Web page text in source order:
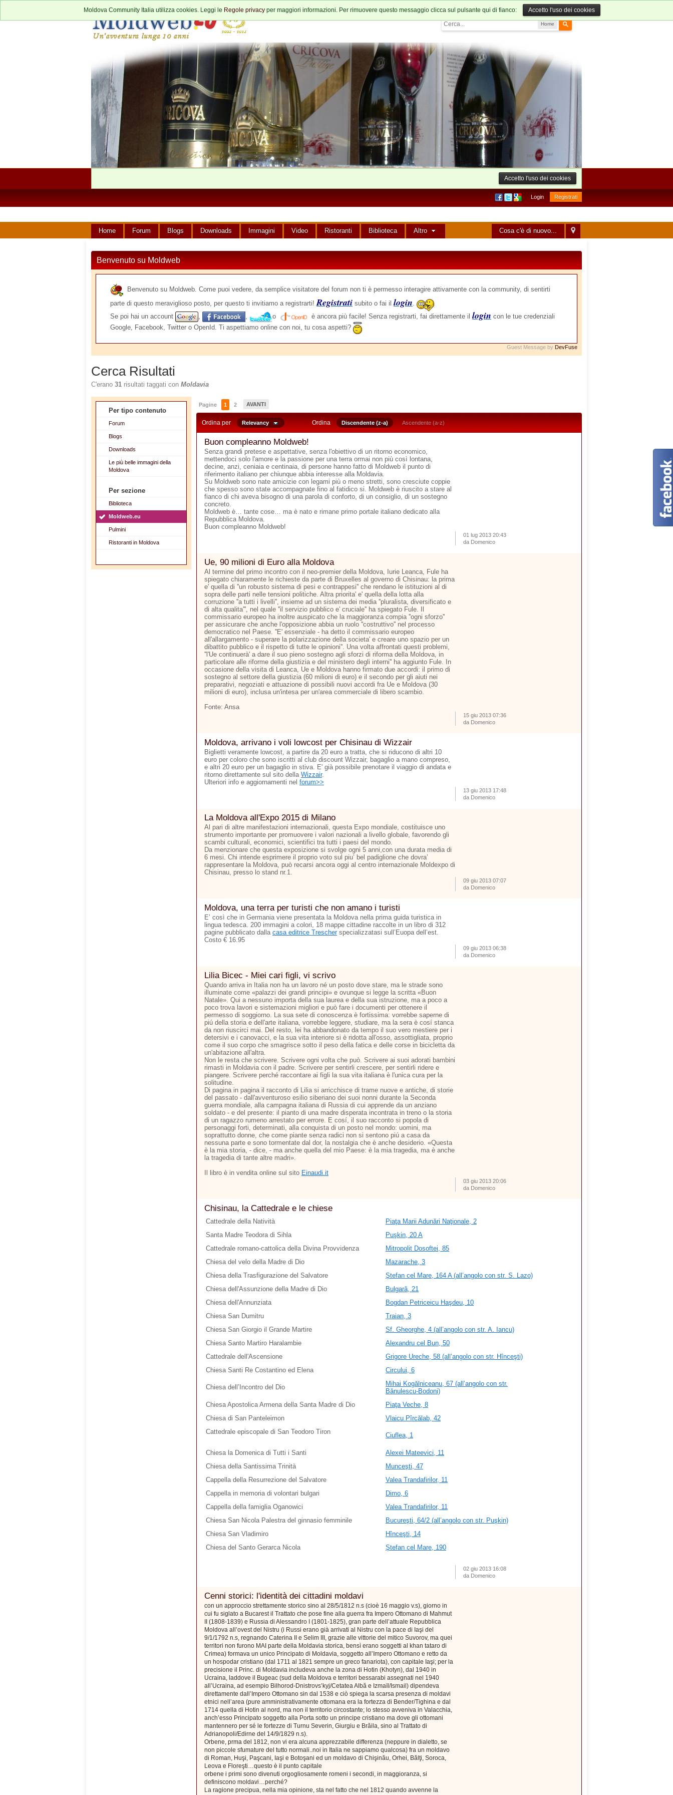
Home
Moldova Community Italia utilizza cookies. Leggi le Regole privacy per maggiori informazioni. Per rimuovere questo messaggio clicca sul pulsante qui di fianco: Accetto l'uso dei cookies
Accetto l'uso dei cookies
Login Registrati
Cosa c'è di nuovo...
Home Forum Blogs Downloads Immagini Video Ristoranti Biblioteca Altro
Benvenuto su Moldweb
Benvenuto su Moldweb. Come puoi vedere, da semplice visitatore del forum non ti è permesso interagire attivamente con la community, di sentirti
parte di questo meraviglioso posto, per questo ti invitiamo a registrarti!Registrati subito o fai il login.
Se poi hai un account
, , o è ancora più facile! Senza registrarti, fai direttamente il login con le tue credenziali
Google, Facebook, Twitter o OpenId. Ti aspettiamo online con noi, tu cosa aspetti?
Guest Message by DevFuse
Cerca Risultati
C'erano 31 risultati taggati con Moldavia
Per tipo contenuto
Forum
Blogs
Downloads
Le più belle immagini della
Moldova
Per sezione
Biblioteca
Moldweb.eu
Pulmini
Ristoranti in Moldova
Pagine 1 2 AVANTI
Ordina per Relevancy Ordina Discendente (z-a) Ascendente (a-z)
Buon compleanno Moldweb!
Senza grandi pretese e aspettative, senza l'obiettivo di un ritorno economico,
mettendoci solo l'amore e la passione per una terra ormai non più così lontana,
decine, anzi, ceniaia e centinaia, di persone hanno fatto di Moldweb il punto di
riferimento italiano per chiunque abbia interesse alla Moldavia.
Su Moldweb sono nate amicizie con legami più o meno stretti, sono cresciute coppie
che spesso sono state accompagnate fino al fatidico si. Moldweb è riuscito a stare al
fianco di chi aveva bisogno di una parola di conforto, di un consiglio, di un sostegno
concreto.
Moldweb è… tante cose… ma è nato e rimane primo portale italiano dedicato alla
Repubblica Moldova.
Buon compleanno Moldweb!
01 lug 2013 20:43
da Domenico
Ue, 90 milioni di Euro alla Moldova
Al termine del primo incontro con il neo-premier della Moldova, Iurie Leanca, Fule ha
spiegato chiaramente le richieste da parte di Bruxelles al governo di Chisinau: la prima
e' quella di ''un robusto sistema di pesi e contrappesi'' che rendano le istituzioni al di
sopra delle parti nelle tensioni politiche. Altra priorita' e' quella della lotta alla
corruzione ''a tutti i livelli'', insieme ad un sistema dei media ''pluralista, diversificato e
di alta qualita''', nel quale ''il servizio pubblico e' cruciale'' ha spiegato Fule. Il
commissario europeo ha inoltre auspicato che la maggioranza compia ''ogni sforzo''
per assicurare che anche l'opposizione abbia un ruolo ''costruttivo'' nel processo
democratico nel Paese. ''E' essenziale - ha detto il commissario europeo
all'allargamento - superare la polarizzazione della societa' e creare uno spazio per un
dibattito pubblico e il rispetto di tutte le opinioni''. Una volta affrontati questi problemi,
''l'Ue continuerà' a dare il suo pieno sostegno agli sforzi di riforma della Moldova, in
particolare alle riforme della giustizia e del ministero degli interni'' ha aggiunto Fule. In
occasione della visita di Leanca, Ue e Moldova hanno firmato due accordi: il primo di
sostegno al settore della giustizia (60 milioni di euro) e il secondo per gli aiuti nei
preparativi, negoziati e attuazione di possibili nuovi accordi fra Ue e Moldova (30
milioni di euro), inclusa un'intesa per un'area commerciale di libero scambio.
Fonte: Ansa
15 giu 2013 07:36
da Domenico
Moldova, arrivano i voli lowcost per Chisinau di Wizzair
Biglietti veramente lowcost, a partire da 20 euro a tratta, che si riducono di altri 10
euro per coloro che sono iscritti al club discount Wizzair, bagaglio a mano compreso,
e altri 20 euro per un bagaglio in stiva. E' già possibile prenotare il viaggio di andata e
ritorno direttamente sul sito della Wizzair.
Ulteriori info e aggiornamenti nel forum>>
13 giu 2013 17:48
da Domenico
La Moldova all'Expo 2015 di Milano
Al pari di altre manifestazioni internazionali, questa Expo mondiale, costituisce uno
strumento importante per promuovere i valori nazionali a livello globale, favorendo gli
scambi culturali, economici, scientifici tra tutti i paesi del mondo.
Da menzionare che questa exposizione si svolge ogni 5 anni,con una durata media di
6 mesi. Chi intende esprimere il proprio voto sul piu’ bel padiglione che dovra’
rappresentare la Moldova, può recarsi ancora oggi al centro internazionale Moldexpo di
Chisinau, presso lo stand nr.1.
09 giu 2013 07:07
da Domenico
Moldova, una terra per turisti che non amano i turisti
E’ così che in Germania viene presentata la Moldova nella prima guida turistica in
lingua tedesca. 200 immagini a colori, 18 mappe cittadine raccolte in un libro di 312
pagine pubblicato dalla casa editrice Trescherspecializzatasi sull’Euopa dell’est.
Costo € 16.95
09 giu 2013 06:38
da Domenico
Lilia Bicec - Miei cari figli, vi scrivo
Quando arriva in Italia non ha un lavoro né un posto dove stare, ma le strade sono
illuminate come «palazzi dei grandi principi» e ovunque si legge la scritta «Buon
Natale». Qui a nessuno importa della sua laurea e della sua istruzione, ma a poco a
poco trova lavori e sistemazioni migliori e può fare i documenti per ottenere il
permesso di soggiorno. La sua sete di conoscenza è fortissima: vorrebbe saperne di
piú della storia e dell'arte italiana, vorrebbe leggere, studiare, ma la sera è cosí stanca
da non riuscirci mai. Del resto, lei ha abbandonato da tempo il suo vero mestiere per i
detersivi e i canovacci, e la sua vita interiore si è ridotta all'osso, assottigliata, proprio
come il suo corpo che smagrisce sotto il peso della fatica e delle corse in bicicletta da
un'abitazione all'altra.
Non le resta che scrivere. Scrivere ogni volta che può. Scrivere ai suoi adorati bambini
rimasti in Moldavia con il padre. Scrivere per sentirli crescere, per sentirli ridere e
piangere. Scrivere perché raccontare ai figli la sua vita italiana è l'unica cura per la
solitudine.
Di pagina in pagina il racconto di Lilia si arricchisce di trame nuove e antiche, di storie
del passato - dall'avventuroso esilio siberiano dei suoi nonni durante la Seconda
guerra mondiale, alla campagna italiana di Russia di cui apprende da un anziano
soldato - e del presente: il pianto di una madre disperata incontrata in treno o la storia
di un ragazzo rumeno arrestato per errore. E cosí, il suo racconto si popola di
personaggi forti, determinati, alla conquista di un posto nel mondo: uomini, ma
soprattutto donne, che come piante senza radici non si sentono piú a casa da
nessuna parte e sono tormentate dal dor, la nostalgia che è anche desiderio. «Questa
è la mia storia, - dice, - ma anche quella del mio Paese: è la mia tragedia, ma è anche
la tragedia di tante altre madri».
Il libro è in vendita online sul sito Einaudi.it
03 giu 2013 20:06
da Domenico
Chisinau, la Cattedrale e le chiese
Cattedrale della Natività
Piaţa Marii Adunări Naţionale, 2
Santa Madre Teodora di Sihla
Puşkin, 20 A
Cattedrale romano-cattolica della Divina Provvidenza
Mitropolit Dosoftei, 85
Chiesa del velo della Madre di Dio
Mazarache, 3
Chiesa della Trasfigurazione del Salvatore
Ştefan cel Mare, 164 A (all’angolo con str. S. Lazo)
Chiesa dell'Assunzione della Madre di Dio
Bulgară, 21
Chiesa dell'Annunziata
Bogdan Petriceicu Haşdeu, 10
Chiesa San Dumitru
Traian, 3
Chiesa San Giorgio il Grande Martire
Sf. Gheorghe, 4 (all’angolo con str. A. Iancu)
Chiesa Santo Martiro Haralambie
Alexandru cel Bun, 50
Cattedrale dell'Ascensione
Grigore Ureche, 58 (all’angolo con str. Hînceşti)
Chiesa Santi Re Costantino ed Elena
Circului, 6
Chiesa dell’Incontro del Dio
Mihai Kogălniceanu, 67 (all’angolo con str.
Bănulescu-Bodoni)
Chiesa Apostolica Armena della Santa Madre di Dio
Piaţa Veche, 8
Chiesa di San Panteleimon
Vlaicu Pîrcălab, 42
Cattedrale episcopale di San Teodoro Tiron
Ciuflea, 1
Chiesa la Domenica di Tutti i Santi
Alexei Mateevici, 11
Chiesa della Santissima Trinità
Munceşti, 47
Cappella della Resurrezione del Salvatore
Valea Trandafirilor, 11
Cappella in memoria di volontari bulgari
Dimo, 6
Cappella della famiglia Oganowici
Valea Trandafirilor, 11
Chiesa San Nicola Palestra del ginnasio femminile
Bucureşti, 64/2 (all’angolo con str. Puşkin)
Chiesa San Vladimiro
Hînceşti, 14
Chiesa del Santo Gerarca Nicola
Ştefan cel Mare, 190
02 giu 2013 16:08
da Domenico
Cenni storici: l'identità dei cittadini moldavi
con un approccio strettamente storico sino al 28/5/1812 n.s (cioè 16 maggio v.s), giorno in
cui fu siglato a Bucarest il Trattato che pose fine alla guerra fra Impero Ottomano di Mahmut
II (1808-1839) e Russia di Alessandro I (1801-1825), gran parte dell’attuale Repubblica
Moldova all’ovest del Nistru (i Russi erano già arrivati al Nistru con la pace di Iaşi del
9/1/1792 n.s, regnando Caterina II e Selim III, grazie alle vittorie del mitico Suvorov, ma quei
territori non furono MAI parte della Moldavia storica, bensì erano soggetti al khan tataro di
Crimea) formava un unico Principato di Moldavia, soggetto all’Impero Ottomano e retto da
un hospodar cristiano (dal 1711 al 1821 sempre un greco fanariota), con capitale Iaşi; per la
precisione il Princ. di Moldavia includeva anche la zona di Hotin (Khotyn), dal 1940 in
Ucraina, laddove il Bugeac (sud della Moldova e territori bessarabi assegnati nel 1940
all’Ucraina, ad esempio Bilhorod-Dnistrovs’kyj/Cetatea Albă e Izmaïl/Ismail) dipendeva
direttamente dall’Impero Ottomano sin dal 1538 e ciò spiega la scarsa presenza di moldavi
etnici nell’area (pure amministrativamente ottomana era la fortezza di Bender/Tighina e dal
1714 quella di Hotin al nord, ma non il territorio circostante; lo stesso avveniva in Valacchia,
anch’esso Principato soggetto alla Porta sotto un principe cristiano ma dove gli ottomani
mantennero per sé le fortezze di Turnu Severin, Giurgiu e Brăila, sino al Trattato di
Adrianopoli/Edirne del 14/9/1829 n.s).
Orbene, prma del 1812, non vi era alcuna apprezzabile differenza (neppure in dialetto, se
non piccole sfumature del tutto normali..noi in Italia ne sappiamo qualcosa) fra un moldavo
di Roman, Huşi, Paşcani, Iaşi e Botoşani ed un moldavo di Chişinău, Orhei, Bălţi, Soroca,
Leova e Floreşti…questo è il punto capitale
orbene i primi sono divenuti orgogliosamente romeni i secondi, in maggioranza, si
definiscono moldavi…perché?
La ragione precipua, nella mia opinione, sta nel fatto che nel 1812 quando avvenne la